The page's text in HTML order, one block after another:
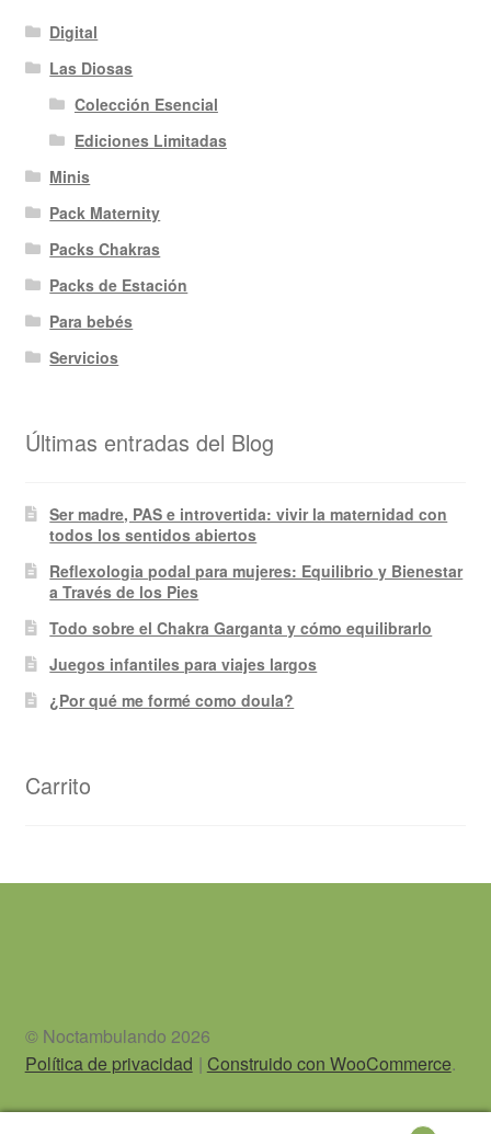
Digital
Las Diosas
Colección Esencial
Ediciones Limitadas
Minis
Pack Maternity
Packs Chakras
Packs de Estación
Para bebés
Servicios
Últimas entradas del Blog
Ser madre, PAS e introvertida: vivir la maternidad con
todos los sentidos abiertos
Reflexologia podal para mujeres: Equilibrio y Bienestar
a Través de los Pies
Todo sobre el Chakra Garganta y cómo equilibrarlo
Juegos infantiles para viajes largos
¿Por qué me formé como doula?
Carrito
© Noctambulando 2026
Política de privacidad
Construido con WooCommerce.